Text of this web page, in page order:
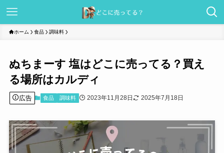
ホーム 食品 調味料
ぬちまーす 塩はどこに売ってる？買え
る場所はカルディ
広告 食品 調味料 2023年11月28日 2025年7月18日